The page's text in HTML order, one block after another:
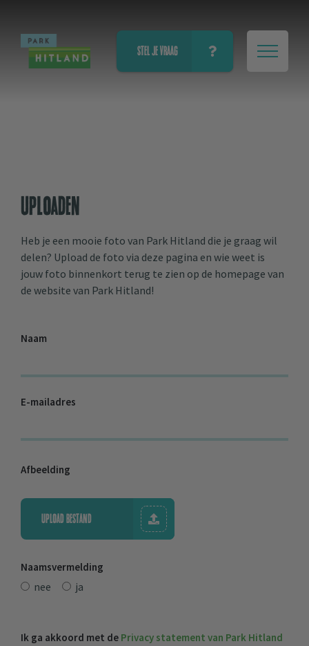
STEL JE VRAAG
Uploaden
Heb je een mooie foto van Park Hitland die je graag wil
delen? Upload de foto via deze pagina en wie weet is
jouw foto binnenkort terug te zien op de homepage van
de website van Park Hitland!
Naam
E-mailadres
Afbeelding
UPLOAD BESTAND
Naamsvermelding
nee ja
Ik ga akkoord met de Privacy statement van Park Hitland